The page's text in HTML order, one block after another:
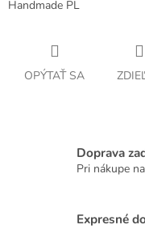
Handmade PL
OPÝTAŤ SA
Doprava
Pri nákupe
Expresné